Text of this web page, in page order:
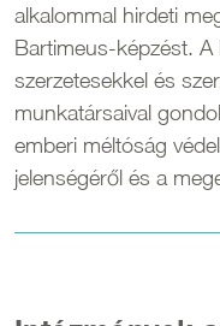
alkalommal hirdeti
Bartimeus-képzést. A
szerzetesekkel és
munkatársaival
emberi méltóság
jelenségéről és a